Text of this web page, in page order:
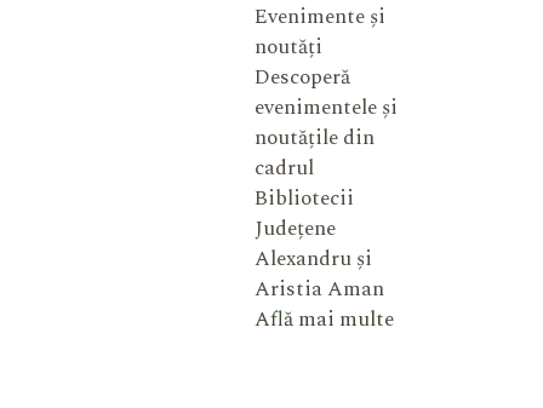
Evenimente și
noutăți
Descoperă
evenimentele și
noutățile din
cadrul
Bibliotecii
Județene
Alexandru și
Aristia Aman
Află mai multe